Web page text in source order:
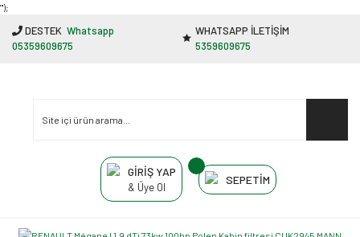
"');
DESTEK Whatsapp
05359609675
WHATSAPP İLETİŞİM
5359609675
GİRİŞ YAP
& Üye Ol
SEPETİM